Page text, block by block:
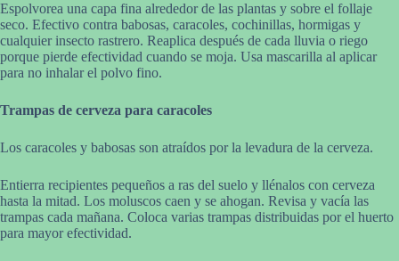
Espolvorea una capa fina alrededor de las plantas y sobre el follaje
seco. Efectivo contra babosas, caracoles, cochinillas, hormigas y
cualquier insecto rastrero. Reaplica después de cada lluvia o riego
porque pierde efectividad cuando se moja. Usa mascarilla al aplicar
para no inhalar el polvo fino.
Trampas de cerveza para caracoles
Los caracoles y babosas son atraídos por la levadura de la cerveza.
Entierra recipientes pequeños a ras del suelo y llénalos con cerveza
hasta la mitad. Los moluscos caen y se ahogan. Revisa y vacía las
trampas cada mañana. Coloca varias trampas distribuidas por el huerto
para mayor efectividad.